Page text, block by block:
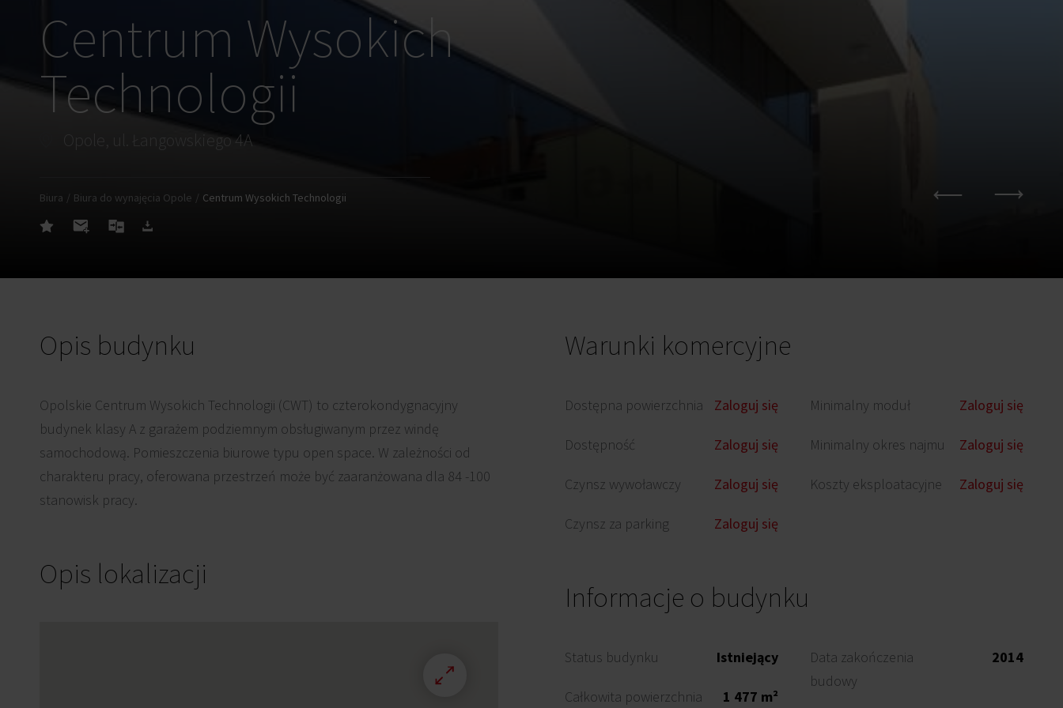
Centrum Wysokich
Technologii
Opole, ul. Łangowskiego 4A
Biura Biura do wynajęcia Opole Centrum Wysokich Technologii
Opis budynku
Opolskie Centrum Wysokich Technologii (CWT) to czterokondygnacyjny
budynek klasy A z garażem podziemnym obsługiwanym przez windę
samochodową. Pomieszczenia biurowe typu open space. W zależności od
charakteru pracy, oferowana przestrzeń może być zaaranżowana dla 84 -100
stanowisk pracy.
Opis lokalizacji
Warunki komercyjne
Dostępna powierzchnia Zaloguj się
Dostępność Zaloguj się
Czynsz wywoławczy Zaloguj się
Czynsz za parking Zaloguj się
Minimalny moduł Zaloguj się
Minimalny okres najmu Zaloguj się
Koszty eksploatacyjne Zaloguj się
Informacje o budynku
Status budynku Istniejący
Całkowita powierzchnia
1 477 m²
Data zakończenia
budowy
2014